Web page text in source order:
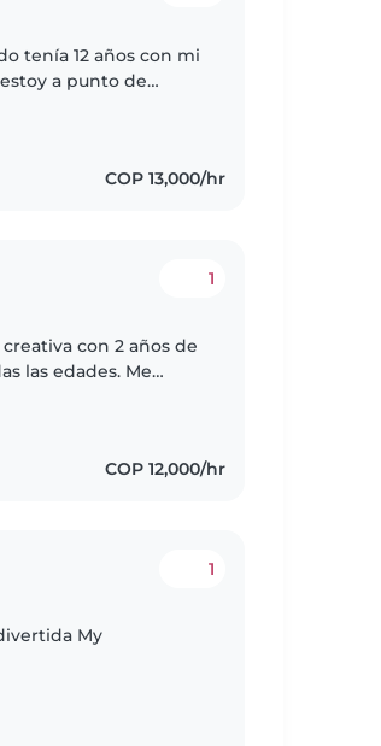
tenía 12 años con mi
a punto de
COP 13,000/hr
1
con 2 años de
las edades. Me
COP 12,000/hr
1
My